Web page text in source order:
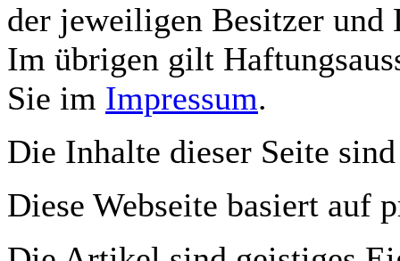
der jeweiligen Besitzer und
Im übrigen gilt
Sie im Impressum.
Die Inhalte dieser Seite
Diese Webseite basiert auf